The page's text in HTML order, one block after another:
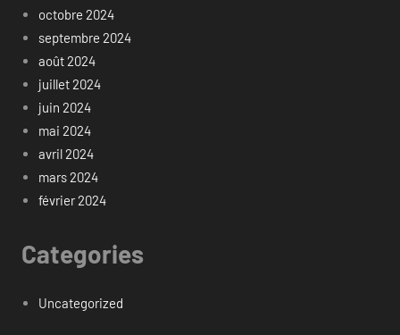
octobre 2024
septembre 2024
août 2024
juillet 2024
juin 2024
mai 2024
avril 2024
mars 2024
février 2024
Categories
Uncategorized